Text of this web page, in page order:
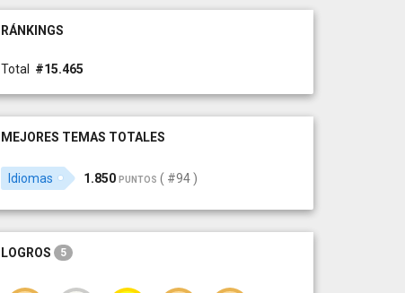
RÁNKINGS
Total #15.465
MEJORES TEMAS TOTALES
Idiomas 1.850PUNTOS ( #94 )
LOGROS 5